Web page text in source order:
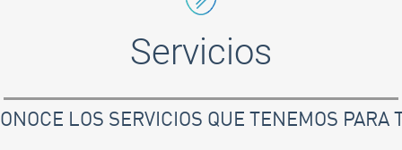
Servicios
LOS SERVICIOS QUE TENEMOS PARA